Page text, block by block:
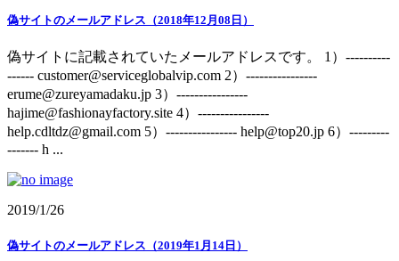
偽サイトのメールアドレス（2018年12月08日）
偽サイトに記載されていたメールアドレスです。 1）----------
------ customer@serviceglobalvip.com 2）----------------
erume@zureyamadaku.jp 3）----------------
hajime@fashionayfactory.site 4）----------------
help.cdltdz@gmail.com 5）---------------- help@top20.jp 6）---------
------- h ...
2019/1/26
偽サイトのメールアドレス（2019年1月14日）